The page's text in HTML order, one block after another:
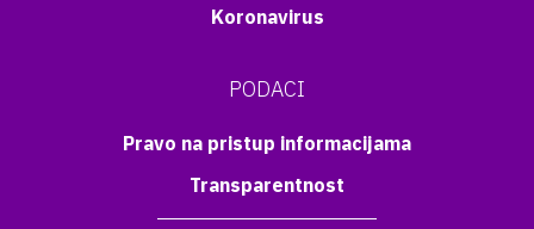
Koronavirus
PODACI
Pravo na pristup informacijama
Transparentnost